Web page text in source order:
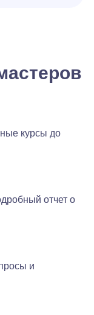
курсы до
отчет о
и